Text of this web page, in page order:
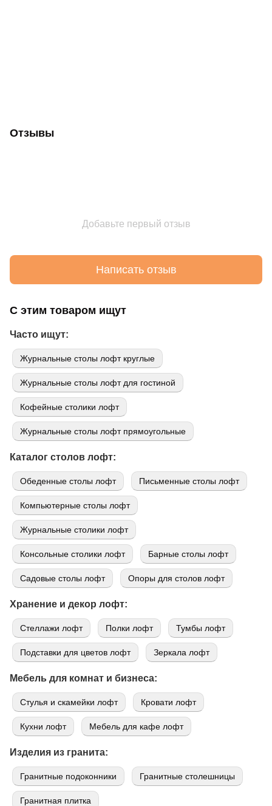
Отзывы
Добавьте первый отзыв
Написать отзыв
С этим товаром ищут
Часто ищут:
Журнальные столы лофт круглые
Журнальные столы лофт для гостиной
Кофейные столики лофт
Журнальные столы лофт прямоугольные
Каталог столов лофт:
Обеденные столы лофт Письменные столы лофт
Компьютерные столы лофт
Журнальные столики лофт
Консольные столики лофт Барные столы лофт
Садовые столы лофт Опоры для столов лофт
Хранение и декор лофт:
Стеллажи лофт Полки лофт Тумбы лофт
Подставки для цветов лофт Зеркала лофт
Мебель для комнат и бизнеса:
Стулья и скамейки лофт Кровати лофт
Кухни лофт Мебель для кафе лофт
Изделия из гранита:
Гранитные подоконники Гранитные столешницы
Гранитная плитка